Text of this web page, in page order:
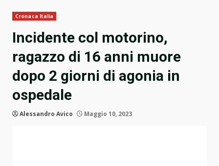
Cronaca Italia
Incidente col motorino,
ragazzo di 16 anni muore
dopo 2 giorni di agonia in
ospedale
Alessandro Avico Maggio 10, 2023